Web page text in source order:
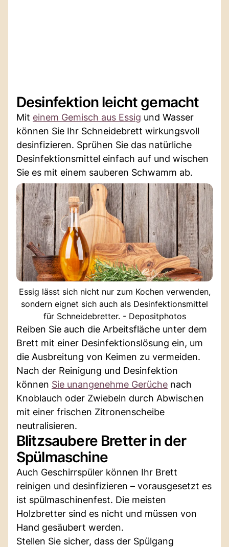
Desinfektion leicht gemacht
Mit einem Gemisch aus Essig und Wasser
können Sie Ihr Schneidebrett wirkungsvoll
desinfizieren. Sprühen Sie das natürliche
Desinfektionsmittel einfach auf und wischen
Sie es mit einem sauberen Schwamm ab.
Essig lässt sich nicht nur zum Kochen verwenden,
sondern eignet sich auch als Desinfektionsmittel
für Schneidebretter. - Depositphotos
Reiben Sie auch die Arbeitsfläche unter dem
Brett mit einer Desinfektionslösung ein, um
die Ausbreitung von Keimen zu vermeiden.
Nach der Reinigung und Desinfektion
können Sie unangenehme Gerüche nach
Knoblauch oder Zwiebeln durch Abwischen
mit einer frischen Zitronenscheibe
neutralisieren.
Blitzsaubere Bretter in der
Spülmaschine
Auch Geschirrspüler können Ihr Brett
reinigen und desinfizieren – vorausgesetzt es
ist spülmaschinenfest. Die meisten
Holzbretter sind es nicht und müssen von
Hand gesäubert werden.
Stellen Sie sicher, dass der Spülgang